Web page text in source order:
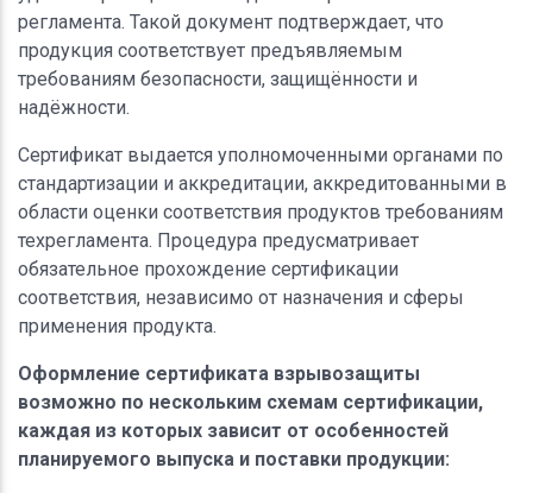
регламента. Такой документ подтверждает, что
продукция соответствует предъявляемым
требованиям безопасности, защищённости и
надёжности.
Сертификат выдается уполномоченными органами по
стандартизации и аккредитации, аккредитованными в
области оценки соответствия продуктов требованиям
техрегламента. Процедура предусматривает
обязательное прохождение сертификации
соответствия, независимо от назначения и сферы
применения продукта.
Оформление сертификата взрывозащиты
возможно по нескольким схемам сертификации,
каждая из которых зависит от особенностей
планируемого выпуска и поставки продукции: